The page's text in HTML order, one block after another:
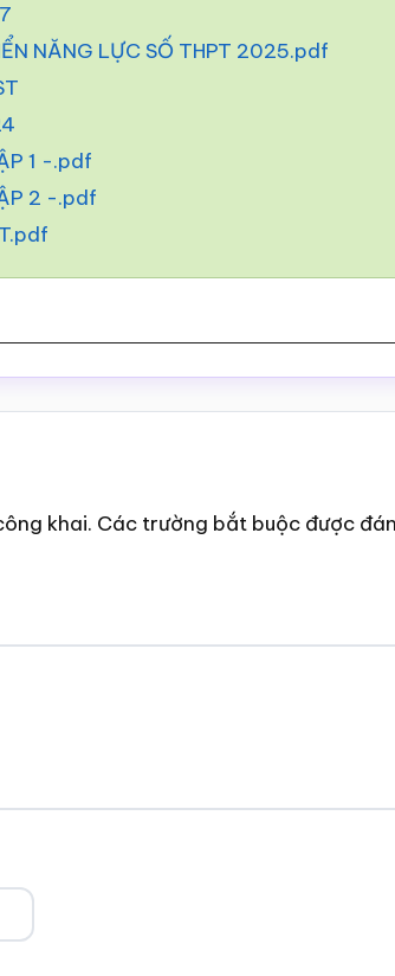
NĂNG LỰC SỐ THPT 2025.pdf
1 -.pdf
2 -.pdf
khai. Các trường bắt buộc được